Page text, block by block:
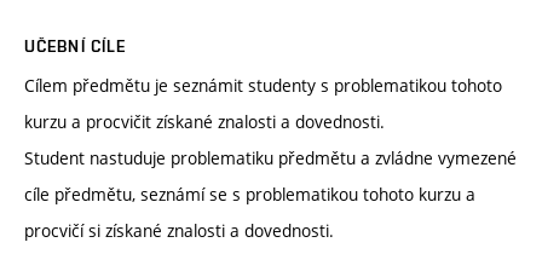
UČEBNÍ CÍLE
Cílem předmětu je seznámit studenty s problematikou tohoto
kurzu a procvičit získané znalosti a dovednosti.
Student nastuduje problematiku předmětu a zvládne vymezené
cíle předmětu, seznámí se s problematikou tohoto kurzu a
procvičí si získané znalosti a dovednosti.